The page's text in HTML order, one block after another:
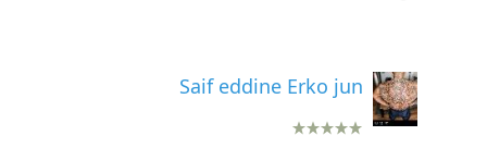
Saif eddine Erko jun